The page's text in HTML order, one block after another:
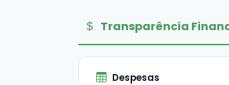
Transparência
Despesas